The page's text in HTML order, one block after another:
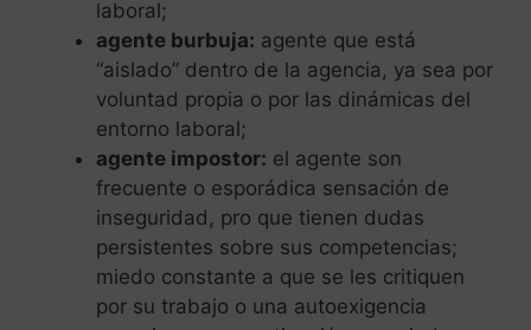
laboral;
agente burbuja: agente que está
“aislado” dentro de la agencia, ya sea por
voluntad propia o por las dinámicas del
entorno laboral;
agente impostor: el agente son
frecuente o esporádica sensación de
inseguridad, pro que tienen dudas
persistentes sobre sus competencias;
miedo constante a que se les critiquen
por su trabajo o una autoexigencia